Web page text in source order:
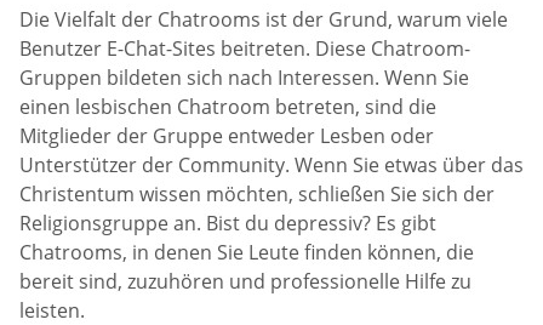
Die Vielfalt der Chatrooms ist der Grund, warum viele
Benutzer E-Chat-Sites beitreten. Diese Chatroom-
Gruppen bildeten sich nach Interessen. Wenn Sie
einen lesbischen Chatroom betreten, sind die
Mitglieder der Gruppe entweder Lesben oder
Unterstützer der Community. Wenn Sie etwas über das
Christentum wissen möchten, schließen Sie sich der
Religionsgruppe an. Bist du depressiv? Es gibt
Chatrooms, in denen Sie Leute finden können, die
bereit sind, zuzuhören und professionelle Hilfe zu
leisten.